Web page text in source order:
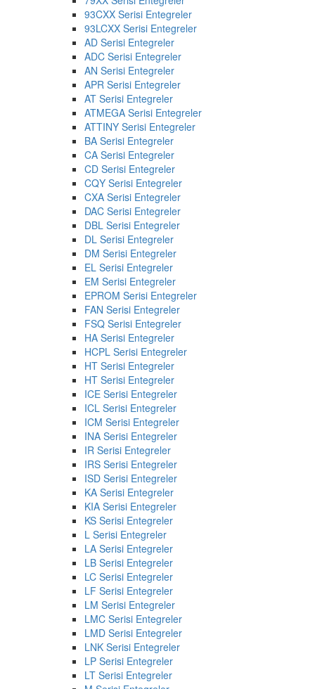
93CXX Serisi Entegreler
93LCXX Serisi Entegreler
AD Serisi Entegreler
ADC Serisi Entegreler
AN Serisi Entegreler
APR Serisi Entegreler
AT Serisi Entegreler
ATMEGA Serisi Entegreler
ATTINY Serisi Entegreler
BA Serisi Entegreler
CA Serisi Entegreler
CD Serisi Entegreler
CQY Serisi Entegreler
CXA Serisi Entegreler
DAC Serisi Entegreler
DBL Serisi Entegreler
DL Serisi Entegreler
DM Serisi Entegreler
EL Serisi Entegreler
EM Serisi Entegreler
EPROM Serisi Entegreler
FAN Serisi Entegreler
FSQ Serisi Entegreler
HA Serisi Entegreler
HCPL Serisi Entegreler
HT Serisi Entegreler
HT Serisi Entegreler
ICE Serisi Entegreler
ICL Serisi Entegreler
ICM Serisi Entegreler
INA Serisi Entegreler
IR Serisi Entegreler
IRS Serisi Entegreler
ISD Serisi Entegreler
KA Serisi Entegreler
KIA Serisi Entegreler
KS Serisi Entegreler
L Serisi Entegreler
LA Serisi Entegreler
LB Serisi Entegreler
LC Serisi Entegreler
LF Serisi Entegreler
LM Serisi Entegreler
LMC Serisi Entegreler
LMD Serisi Entegreler
LNK Serisi Entegreler
LP Serisi Entegreler
LT Serisi Entegreler